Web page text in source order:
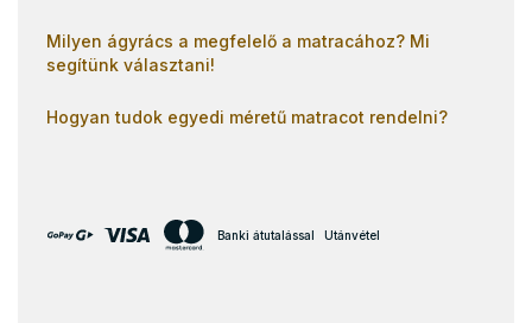
Milyen ágyrács a megfelelő a matracához? Mi
segítünk választani!
Hogyan tudok egyedi méretű matracot rendelni?
Banki átutalással Utánvétel